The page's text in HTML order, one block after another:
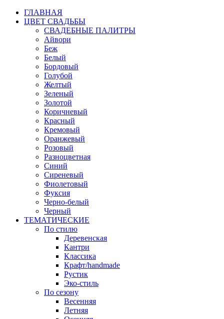
ГЛАВНАЯ
ЦВЕТ СВАДЬБЫ
СВАДЕБНЫЕ ПАЛИТРЫ
Айвори
Беж
Белый
Бордовый
Голубой
Желтый
Зеленый
Золотой
Коричневый
Красный
Кремовый
Оранжевый
Розовый
Разноцветная
Синий
Сиреневый
Фиолетовый
Фуксия
Черно-белый
Черный
ТЕМАТИЧЕСКИЕ
По стилю
Деревенская
Кантри
Классика
Крафт/handmade
Рустик
Эко-стиль
По сезону
Весенняя
Летняя